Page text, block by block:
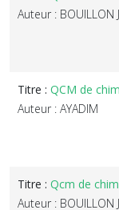
Auteur : BOUILLON
Titre : QCM de
Auteur : AYADIM
Titre : Qcm de
Auteur : BOUILLON